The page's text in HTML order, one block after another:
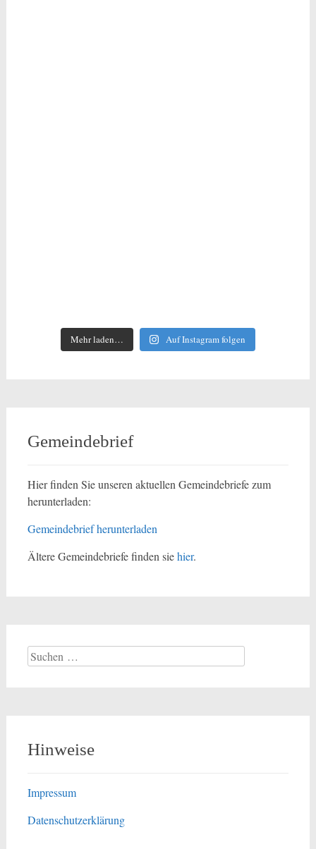
Mehr laden… Auf Instagram folgen
Gemeindebrief
Hier finden Sie unseren aktuellen Gemeindebriefe zum
herunterladen:
Gemeindebrief herunterladen
Ältere Gemeindebriefe finden siehier.
Suchen
nach:
Hinweise
Impressum
Datenschutzerklärung